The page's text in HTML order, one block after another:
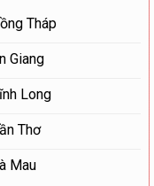
Tháp
Giang
Long
Thơ
Mau